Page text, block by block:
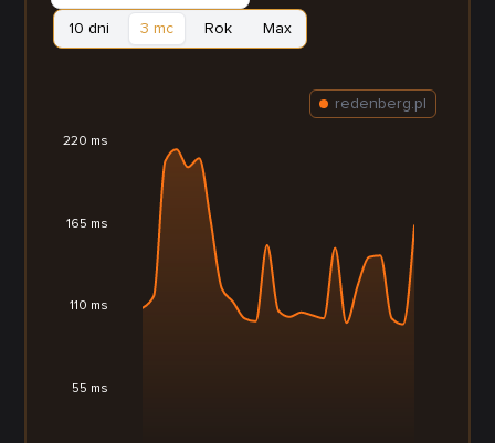
10 dni 3 mc Rok Max
55 ms
110 ms
165 ms
220 ms
redenberg.pl